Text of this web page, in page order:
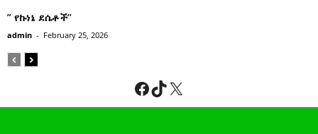
” የኩነኔ ደሴቶች’’
admin - February 25, 2026
Facebook
TikTok
X